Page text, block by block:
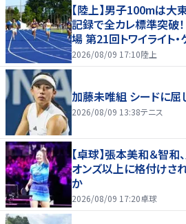
【陸上】男子100mは大
記録で全カレ標準突破
場 第21回トワイライト
2026/08/09 17:10陸上
加藤未唯組 シードに屈
2026/08/09 13:38テニス
【卓球】張本美和＆智
オンズ以上に格付けさ
か
2026/08/09 17:20卓球